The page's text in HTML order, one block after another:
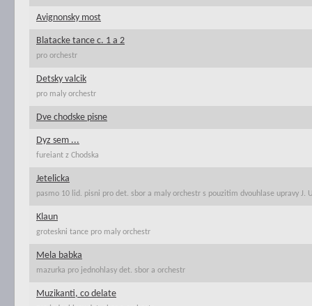
Avignonsky most
Blatacke tance c. 1 a 2
pro orchestr
Detsky valcik
pro maly orchestr
Dve chodske pisne
Dyz sem ...
fureiant z Chodska
Jetelicka
pasmo 10 lid. pisni pro det. sbor a maly orchestr s pouzitim dvouhlase upravy J.
Klaun
groteskni tance pro maly orchestr
Mela babka
mazurka pro jednohlasy det. sbor a orchestr
Muzikanti, co delate